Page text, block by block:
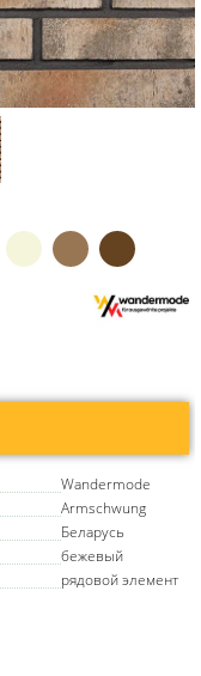
Wandermode
Armschwung
Беларусь
бежевый
рядовой элемент